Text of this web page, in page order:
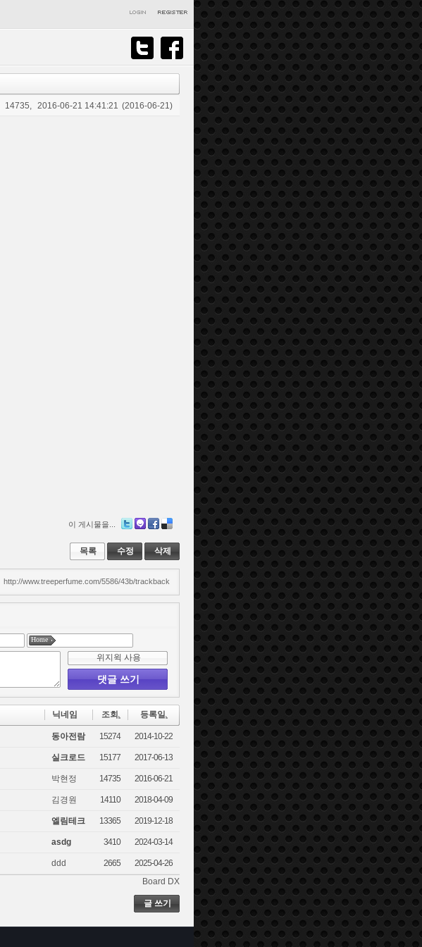
14735, 2016-06-21 14:41:21 (2016-06-21)
이 게시물을...
Delicious
목록
수정 삭제
http://www.treeperfume.com/5586/43b/trackback
Home
위지윅 사용
댓글 쓰기
닉네임 조회 등록일
동아전람 15274 2014-10-22
실크로드 15177 2017-06-13
박현정 14735 2016-06-21
김경원 14110 2018-04-09
엘림테크 13365 2019-12-18
asdg 3410 2024-03-14
ddd 2665
2025-04-26
Board DX
글 쓰기